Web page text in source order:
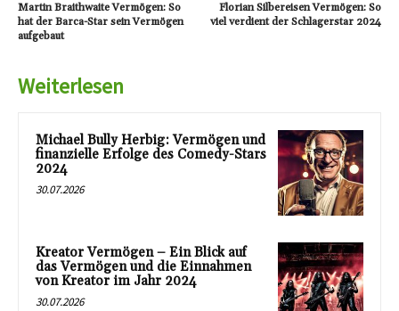
Martin Braithwaite Vermögen: So
hat der Barca-Star sein Vermögen
aufgebaut
Florian Silbereisen Vermögen: So
viel verdient der Schlagerstar 2024
Weiterlesen
Michael Bully Herbig: Vermögen und
finanzielle Erfolge des Comedy-Stars
2024
30.07.2026
Kreator Vermögen – Ein Blick auf
das Vermögen und die Einnahmen
von Kreator im Jahr 2024
30.07.2026